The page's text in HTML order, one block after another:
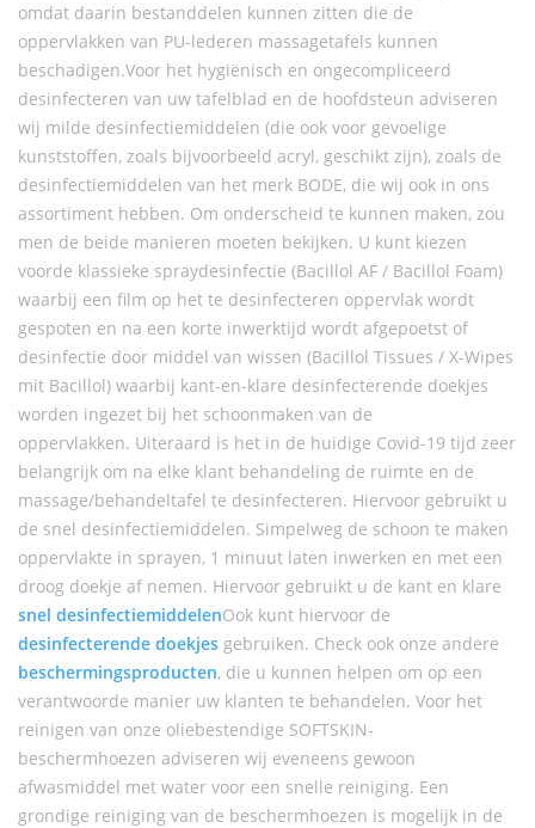
omdat daarin bestanddelen kunnen zitten die de
oppervlakken van PU-lederen massagetafels kunnen
beschadigen.Voor het hygiënisch en ongecompliceerd
desinfecteren van uw tafelblad en de hoofdsteun adviseren
wij milde desinfectiemiddelen (die ook voor gevoelige
kunststoffen, zoals bijvoorbeeld acryl, geschikt zijn), zoals de
desinfectiemiddelen van het merk BODE, die wij ook in ons
assortiment hebben. Om onderscheid te kunnen maken, zou
men de beide manieren moeten bekijken. U kunt kiezen
voorde klassieke spraydesinfectie (Bacillol AF / Bacillol Foam)
waarbij een film op het te desinfecteren oppervlak wordt
gespoten en na een korte inwerktijd wordt afgepoetst of
desinfectie door middel van wissen (Bacillol Tissues / X-Wipes
mit Bacillol) waarbij kant-en-klare desinfecterende doekjes
worden ingezet bij het schoonmaken van de
oppervlakken. Uiteraard is het in de huidige Covid-19 tijd zeer
belangrijk om na elke klant behandeling de ruimte en de
massage/behandeltafel te desinfecteren. Hiervoor gebruikt u
de snel desinfectiemiddelen. Simpelweg de schoon te maken
oppervlakte in sprayen, 1 minuut laten inwerken en met een
droog doekje af nemen. Hiervoor gebruikt u de kant en klare
snel desinfectiemiddelenOok kunt hiervoor de
desinfecterende doekjes gebruiken. Check ook onze andere
beschermingsproducten, die u kunnen helpen om op een
verantwoorde manier uw klanten te behandelen. Voor het
reinigen van onze oliebestendige SOFTSKIN-
beschermhoezen adviseren wij eveneens gewoon
afwasmiddel met water voor een snelle reiniging. Een
grondige reiniging van de beschermhoezen is mogelijk in de